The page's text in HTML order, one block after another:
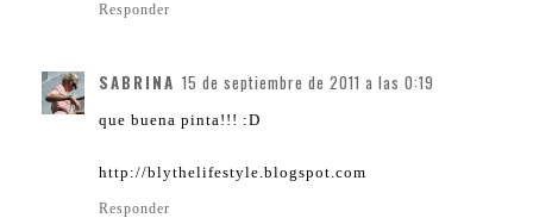
Responder
SABRINA 15 de septiembre de 2011 a las 0:19
que buena pinta!!! :D
http://blythelifestyle.blogspot.com
Responder